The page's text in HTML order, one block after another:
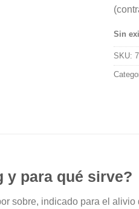
Sin
SKU:
y para qué sirve?
sobre, indicado para el